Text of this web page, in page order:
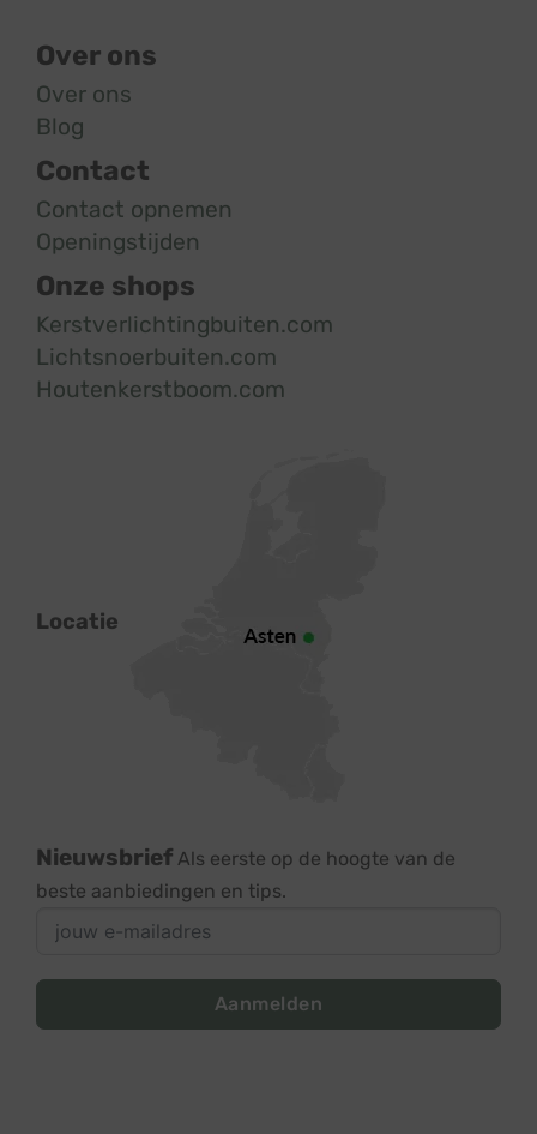
Over ons
Over ons
Blog
Contact
Contact opnemen
Openingstijden
Onze shops
Kerstverlichtingbuiten.com
Lichtsnoerbuiten.com
Houtenkerstboom.com
Locatie
Nieuwsbrief Als eerste op de hoogte van de
beste aanbiedingen en tips.
Aanmelden